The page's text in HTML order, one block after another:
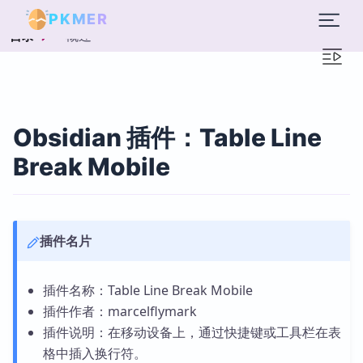
PKMER
目录 概述
Obsidian 插件：Table Line
Break Mobile
插件名片
插件名称：Table Line Break Mobile
插件作者：marcelflymark
插件说明：在移动设备上，通过快捷键或工具栏在表
格中插入换行符。